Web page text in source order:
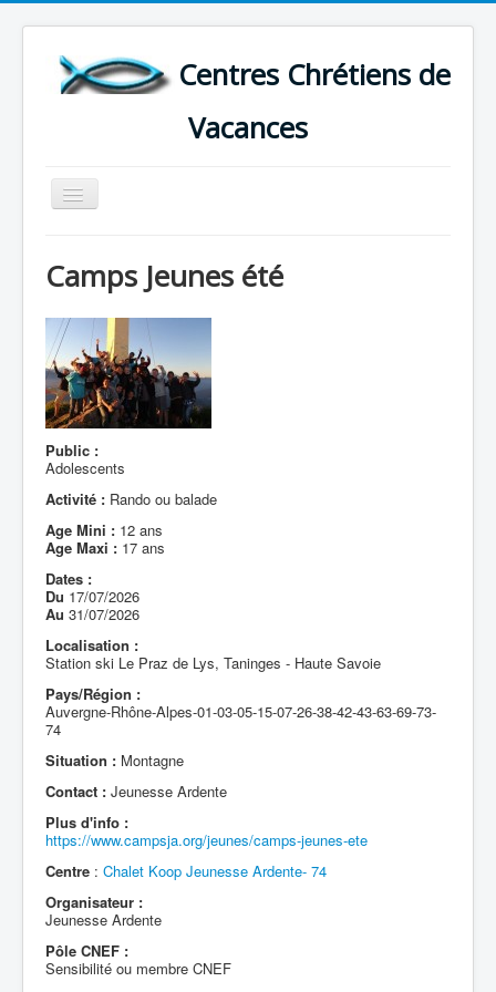
Centres Chrétiens de
Vacances
Basculer
la
CARTE DES CENTRES DE VACANCES .
LISTE DES SEJOURS DE VACANCES 2026
PLUS
Camps Jeunes été
Public :
Adolescents
Activité : Rando ou balade
Age Mini : 12 ans
Age Maxi : 17 ans
Dates :
Du 17/07/2026
Au 31/07/2026
Localisation :
Station ski Le Praz de Lys, Taninges - Haute Savoie
Pays/Région :
Auvergne-Rhône-Alpes-01-03-05-15-07-26-38-42-43-63-69-73-
74
Situation : Montagne
Contact : Jeunesse Ardente
Plus d'info :
https://www.campsja.org/jeunes/camps-jeunes-ete
Centre : Chalet Koop Jeunesse Ardente- 74
Organisateur :
Jeunesse Ardente
Pôle CNEF :
Sensibilité ou membre CNEF